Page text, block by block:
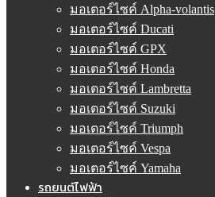
มอเตอร์ไซค์ Alpha-volantis
มอเตอร์ไซค์ Ducati
มอเตอร์ไซค์ GPX
มอเตอร์ไซค์ Honda
มอเตอร์ไซค์ Lambretta
มอเตอร์ไซค์ Suzuki
มอเตอร์ไซค์ Triumph
มอเตอร์ไซค์ Vespa
มอเตอร์ไซค์ Yamaha
รถยนต์ไฟฟ้า